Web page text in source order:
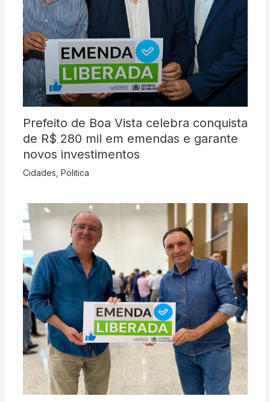
Prefeito de Boa Vista celebra conquista
de R$ 280 mil em emendas e garante
novos investimentos
Cidades Politica